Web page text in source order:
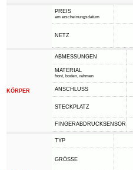
PREIS
am erscheinungsdatum
NETZ
KÖRPER
ABMESSUNGEN
MATERIAL
front, boden, rahmen
ANSCHLUSS
STECKPLATZ
FINGERABDRUCKSENSOR
TYP
GRÖSSE